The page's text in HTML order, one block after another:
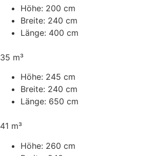
Höhe: 200 cm
Breite: 240 cm
Länge: 400 cm
35 m³
Höhe: 245 cm
Breite: 240 cm
Länge: 650 cm
41 m³
Höhe: 260 cm